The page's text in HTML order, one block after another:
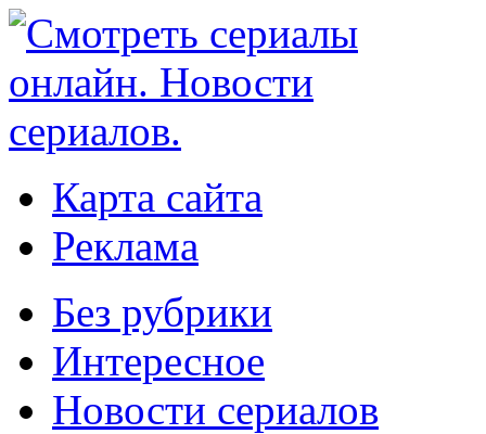
Карта сайта
Реклама
Без рубрики
Интересное
Новости сериалов